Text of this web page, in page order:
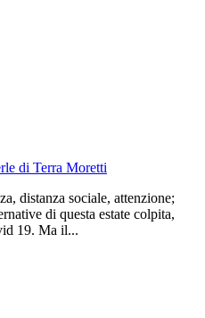
di Terra Moretti
distanza sociale, attenzione;
di questa estate colpita,
19. Ma il...